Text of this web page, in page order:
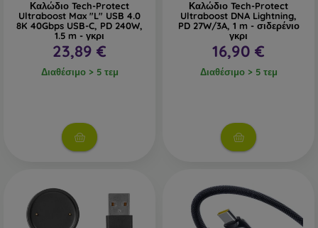
Καλώδιο Tech-Protect
Ultraboost Max "L" USB 4.0
8K 40Gbps USB-C, PD 240W,
1.5 m - γκρι
23,89 €
Διαθέσιμο > 5 τεμ
Καλώδιο Tech-Protect
Ultraboost DNA Lightning,
PD 27W/3A, 1 m - σιδερένιο
γκρι
16,90 €
Διαθέσιμο > 5 τεμ